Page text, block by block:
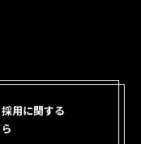
用に関する